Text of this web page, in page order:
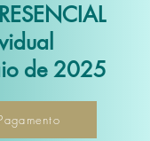
de 2025